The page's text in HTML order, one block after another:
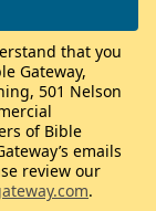
that you
Gateway,
501 Nelson
of Bible
emails
review our
.